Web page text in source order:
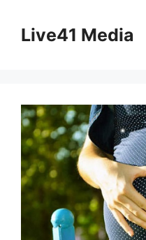
contentLive41 Media